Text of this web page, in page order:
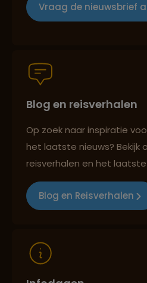
Persoonlijk en
Best beoordeelde
Vraag de nieuwsbrief
Blog en reisverhalen
Op zoek naar inspiratie
het laatste nieuws? Bekijk
reisverhalen en het laatste
Blog en Reisverhalen